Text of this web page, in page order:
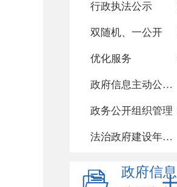
行政执法公示
双随机、一公开
优化服务
政府信息主动公开基本目录
政务公开组织管理
法治政府建设年度报告
政府信息